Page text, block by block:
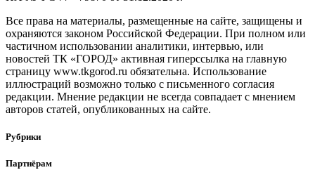
Все права на материалы, размещенные на сайте, защищены и
охраняются законом Российской Федерации. При полном или
частичном использовании аналитики, интервью, или
новостей ТК «ГОРОД» активная гиперссылка на главную
страницу www.tkgorod.ru обязательна. Использование
иллюстраций возможно только с письменного согласия
редакции. Мнение редакции не всегда совпадает с мнением
авторов статей, опубликованных на сайте.
Рубрики
Партнёрам